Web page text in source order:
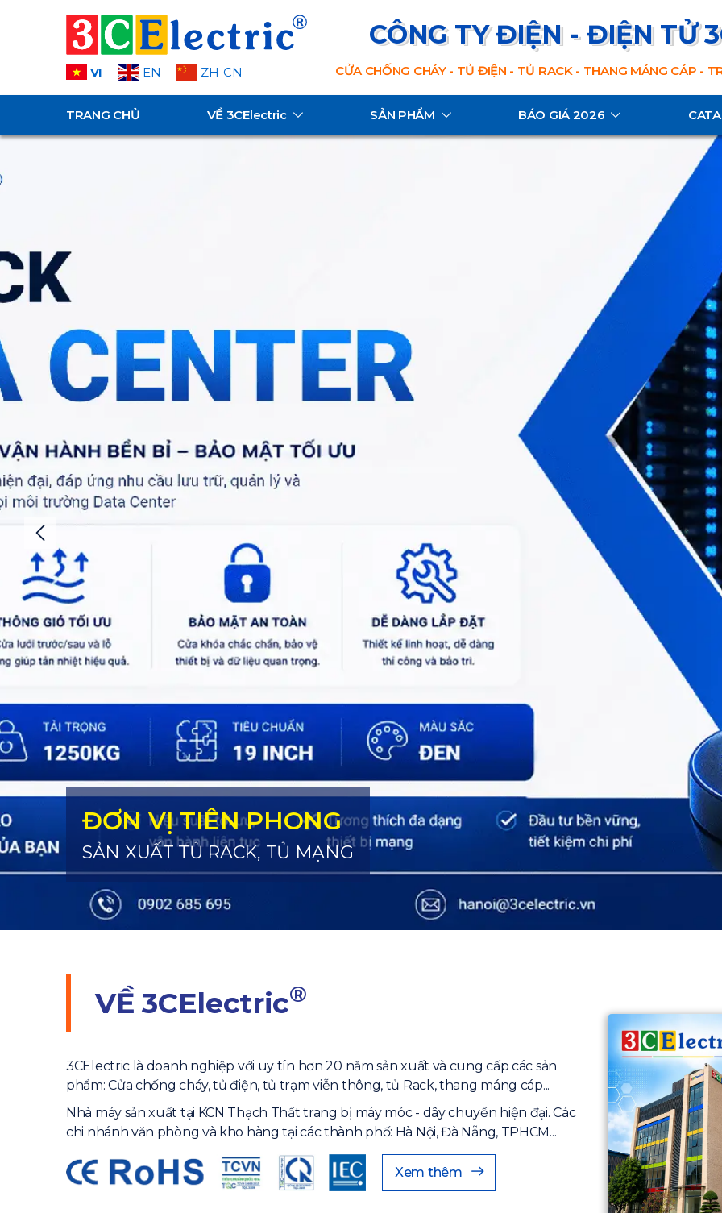
VI EN ZH-CN
CÔNG TY ĐIỆN - ĐIỆN TỬ
CỬA CHỐNG CHÁY - TỦ ĐIỆN - TỦ RACK - THANG MÁNG CÁP -
TRANG CHỦ VỀ 3CElectric SẢN PHẨM BÁO GIÁ 2026
ĐƠN VỊ TIÊN PHONG
SẢN XUẤT TỦ RACK, TỦ MẠNG
VỀ3CElectric®
3CElectric là doanh nghiệp với uy tín hơn 20 năm sản xuất và cung cấp các sản
phẩm: Cửa chống cháy, tủ điện, tủ trạm viễn thông, tủ Rack, thang máng cáp...
Nhà máy sản xuất tại KCN Thạch Thất trang bị máy móc - dây chuyền hiện đại. Các
chi nhánh văn phòng và kho hàng tại các thành phố: Hà Nội, Đà Nẵng, TPHCM...
Xem thêm